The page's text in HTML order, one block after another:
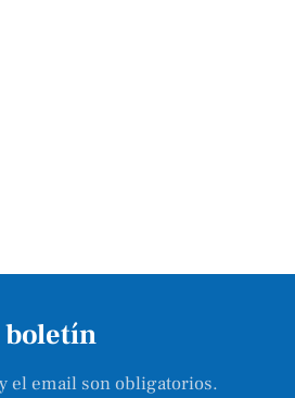
boletín
el email son obligatorios.